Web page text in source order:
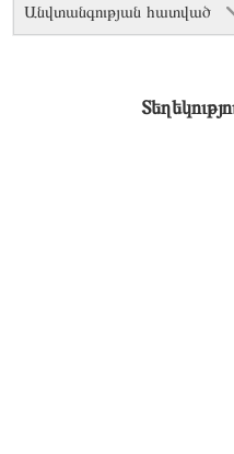
Անվտանգության հատված